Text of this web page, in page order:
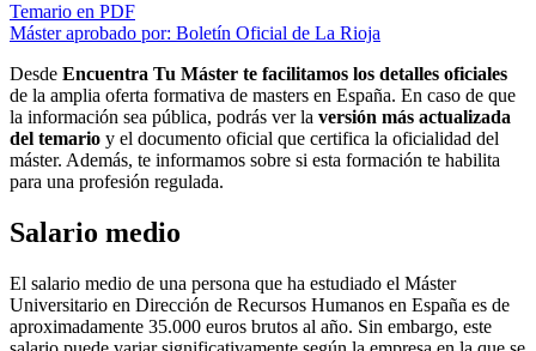
Temario en PDF
Máster aprobado por: Boletín Oficial de La Rioja
Desde Encuentra Tu Máster te facilitamos los detalles oficiales
de la amplia oferta formativa de masters en España. En caso de que
la información sea pública, podrás ver la versión más actualizada
del temario y el documento oficial que certifica la oficialidad del
máster. Además, te informamos sobre si esta formación te habilita
para una profesión regulada.
Salario medio
El salario medio de una persona que ha estudiado el Máster
Universitario en Dirección de Recursos Humanos en España es de
aproximadamente 35.000 euros brutos al año. Sin embargo, este